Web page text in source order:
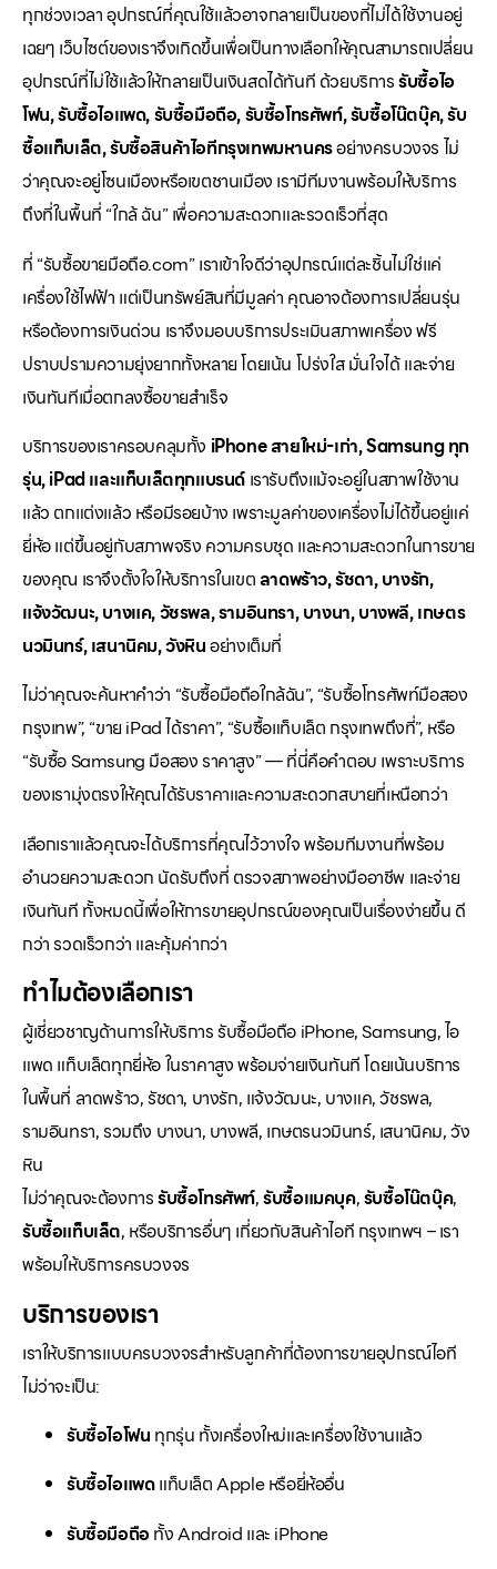
ทุกช่วงเวลา อุปกรณ์ที่คุณใช้แล้วอาจกลายเป็นของที่ไม่ได้ใช้งานอยู่
เฉยๆ เว็บไซต์ของเราจึงเกิดขึ้นเพื่อเป็นทางเลือกให้คุณสามารถเปลี่ยน
อุปกรณ์ที่ไม่ใช้แล้วให้กลายเป็นเงินสดได้ทันที ด้วยบริการรับซื้อไอ
โฟน, รับซื้อไอแพด, รับซื้อมือถือ, รับซื้อโทรศัพท์, รับซื้อโน๊ตบุ๊ค, รับ
ซื้อแท็บเล็ต, รับซื้อสินค้าไอทีกรุงเทพมหานครอย่างครบวงจร ไม่
ว่าคุณจะอยู่โซนเมืองหรือเขตชานเมือง เรามีทีมงานพร้อมให้บริการ
ถึงที่ในพื้นที่ “ใกล้ ฉัน” เพื่อความสะดวกและรวดเร็วที่สุด
ที่ “รับซื้อขายมือถือ.com” เราเข้าใจดีว่าอุปกรณ์แต่ละชิ้นไม่ใช่แค่
เครื่องใช้ไฟฟ้า แต่เป็นทรัพย์สินที่มีมูลค่า คุณอาจต้องการเปลี่ยนรุ่น
หรือต้องการเงินด่วน เราจึงมอบบริการประเมินสภาพเครื่อง ฟรี
ปราบปรามความยุ่งยากทั้งหลาย โดยเน้น โปร่งใส มั่นใจได้ และจ่าย
เงินทันทีเมื่อตกลงซื้อขายสำเร็จ
บริการของเราครอบคลุมทั้ง iPhone สายใหม่-เก่า, Samsung ทุก
รุ่น, iPad และแท็บเล็ตทุกแบรนด์ เรารับถึงแม้จะอยู่ในสภาพใช้งาน
แล้ว ตกแต่งแล้ว หรือมีรอยบ้าง เพราะมูลค่าของเครื่องไม่ได้ขึ้นอยู่แค่
ยี่ห้อ แต่ขึ้นอยู่กับสภาพจริง ความครบชุด และความสะดวกในการขาย
ของคุณ เราจึงตั้งใจให้บริการในเขตลาดพร้าว, รัชดา, บางรัก,
แจ้งวัฒนะ, บางแค, วัชรพล, รามอินทรา, บางนา, บางพลี, เกษตร
นวมินทร์, เสนานิคม, วังหินอย่างเต็มที่
ไม่ว่าคุณจะค้นหาคำว่า “รับซื้อมือถือใกล้ฉัน”, “รับซื้อโทรศัพท์มือสอง
กรุงเทพ”, “ขาย iPad ได้ราคา”, “รับซื้อแท็บเล็ต กรุงเทพถึงที่”, หรือ
“รับซื้อ Samsung มือสอง ราคาสูง” — ที่นี่คือคำตอบ เพราะบริการ
ของเรามุ่งตรงให้คุณได้รับราคาและความสะดวกสบายที่เหนือกว่า
เลือกเราแล้วคุณจะได้บริการที่คุณไว้วางใจ พร้อมทีมงานที่พร้อม
อำนวยความสะดวก นัดรับถึงที่ ตรวจสภาพอย่างมืออาชีพ และจ่าย
เงินทันที ทั้งหมดนี้เพื่อให้การขายอุปกรณ์ของคุณเป็นเรื่องง่ายขึ้น ดี
กว่า รวดเร็วกว่า และคุ้มค่ากว่า
ทำไมต้องเลือกเรา
ผู้เชี่ยวชาญด้านการให้บริการ รับซื้อมือถือ iPhone, Samsung, ไอ
แพด แท็บเล็ตทุกยี่ห้อ ในราคาสูง พร้อมจ่ายเงินทันที โดยเน้นบริการ
ในพื้นที่ ลาดพร้าว, รัชดา, บางรัก, แจ้งวัฒนะ, บางแค, วัชรพล,
รามอินทรา, รวมถึง บางนา, บางพลี, เกษตรนวมินทร์, เสนานิคม, วัง
หิน
ไม่ว่าคุณจะต้องการรับซื้อโทรศัพท์,รับซื้อแมคบุค,รับซื้อโน๊ตบุ๊ค,
รับซื้อแท็บเล็ต, หรือบริการอื่นๆ เกี่ยวกับสินค้าไอที กรุงเทพฯ – เรา
พร้อมให้บริการครบวงจร
บริการของเรา
เราให้บริการแบบครบวงจรสำหรับลูกค้าที่ต้องการขายอุปกรณ์ไอที
ไม่ว่าจะเป็น:
รับซื้อไอโฟน ทุกรุ่น ทั้งเครื่องใหม่และเครื่องใช้งานแล้ว
รับซื้อไอแพดแท็บเล็ต Apple หรือยี่ห้ออื่น
รับซื้อมือถือทั้ง Android และ iPhone